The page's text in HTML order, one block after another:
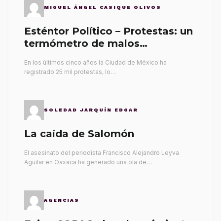
MIGUEL ÁNGEL CASIQUE OLIVOS
Esténtor Político – Protestas: un
termómetro de malos
En los últimos cinco años la Ciudad de México ha
registrado 25 mil protestas, lo…
SOLEDAD JARQUÍN EDGAR
La caída de Salomón
El asesinato del periodista Francisco Alejandro Leyva
Aguilar en Oaxaca ha generado una ola de…
AGENCIAS